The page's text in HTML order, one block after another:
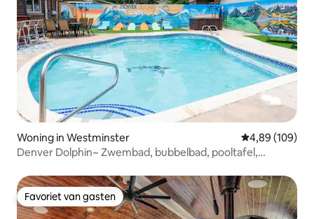
Woning in Westminster Gemiddelde
4,89 (109)
Denver Dolphin~ Zwembad, bubbelbad, pooltafel,
Favoriet van gasten
Favoriet van gasten